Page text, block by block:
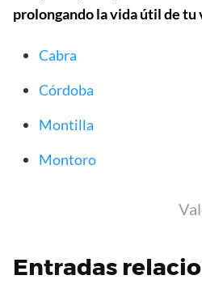
prolongando la vida útil de
Cabra
Córdoba
Montilla
Montoro
Entradas